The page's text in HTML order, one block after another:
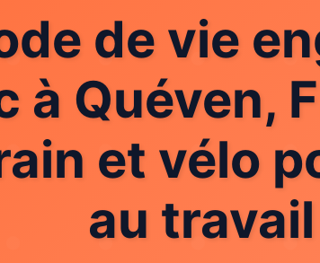
de vie
à Quéven,
et vélo
au travail